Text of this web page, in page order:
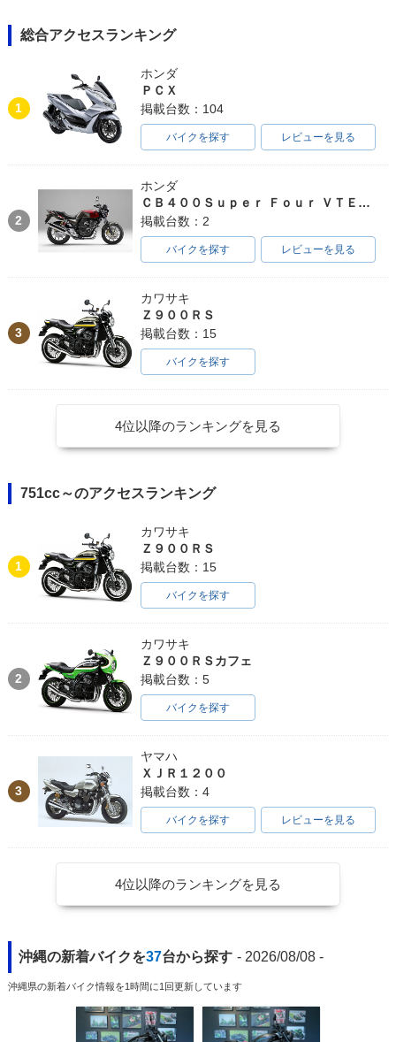
総合アクセスランキング
1
ホンダ
ＰＣＸ
掲載台数：104
バイクを探す レビューを見る
2
ホンダ
ＣＢ４００Ｓｕｐｅｒ Ｆｏｕｒ ＶＴＥＣ ＳＰＥＣ３
掲載台数：2
バイクを探す レビューを見る
3
カワサキ
Ｚ９００ＲＳ
掲載台数：15
バイクを探す
4位以降のランキングを見る
751cc～のアクセスランキング
1
カワサキ
Ｚ９００ＲＳ
掲載台数：15
バイクを探す
2
カワサキ
Ｚ９００ＲＳカフェ
掲載台数：5
バイクを探す
3
ヤマハ
ＸＪＲ１２００
掲載台数：4
バイクを探す レビューを見る
4位以降のランキングを見る
沖縄の新着バイクを37台から探す - 2026/08/08 -
沖縄県の新着バイク情報を1時間に1回更新しています